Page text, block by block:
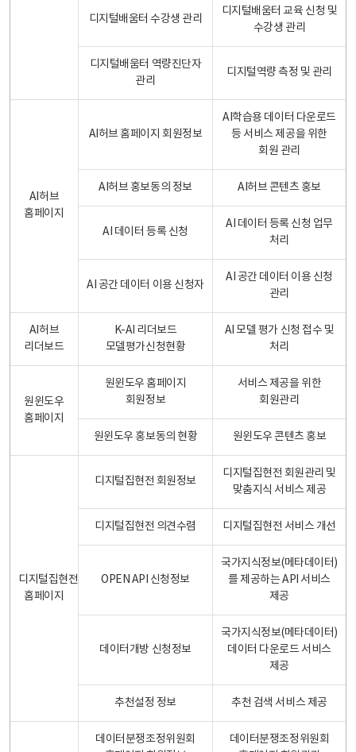
디지털배움터 수강생 관리
디지털배움터 교육 신청 및
수강생 관리
디지털배움터 역량진단자
관리
디지털역량 측정 및 관리
AI허브
홈페이지
AI허브 홈페이지 회원정보
AI학습용 데이터 다운로드
등 서비스 제공을 위한
회원 관리
AI허브 홍보동의 정보 AI허브 콘텐츠 홍보
AI 데이터 등록 신청
AI 데이터 등록 신청 업무
처리
AI 공간 데이터 이용 신청자
AI 공간 데이터 이용 신청
관리
AI허브
리더보드
K-AI 리더보드
모델평가신청현황
AI 모델 평가 신청 접수 및
처리
원윈도우
홈페이지
원윈도우 홈페이지
회원정보
서비스 제공을 위한
회원관리
원윈도우 홍보동의 현황 원윈도우 콘텐츠 홍보
디지털집현전
홈페이지
디지털집현전 회원정보
디지털집현전 회원관리 및
맞춤지식 서비스 제공
디지털집현전 의견수렴 디지털집현전 서비스 개선
OPEN API 신청정보
국가지식정보(메타데이터)
를 제공하는 API 서비스
제공
데이터개방 신청정보
국가지식정보(메타데이터)
데이터 다운로드 서비스
제공
추천설정 정보 추천 검색 서비스 제공
데이터분쟁조정위원회
데이터분쟁조정위원회